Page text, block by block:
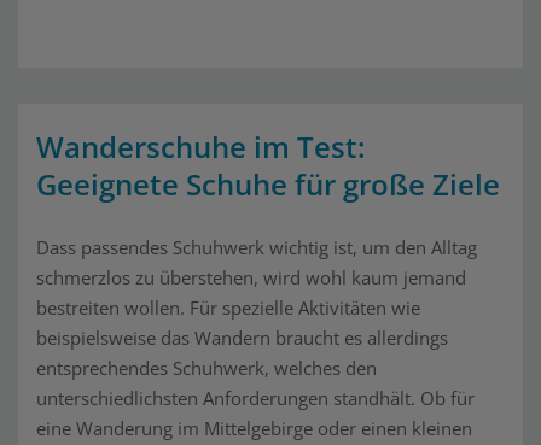
Wanderschuhe im Test:
Geeignete Schuhe für große Ziele
Dass passendes Schuhwerk wichtig ist, um den Alltag
schmerzlos zu überstehen, wird wohl kaum jemand
bestreiten wollen. Für spezielle Aktivitäten wie
beispielsweise das Wandern braucht es allerdings
entsprechendes Schuhwerk, welches den
unterschiedlichsten Anforderungen standhält. Ob für
eine Wanderung im Mittelgebirge oder einen kleinen